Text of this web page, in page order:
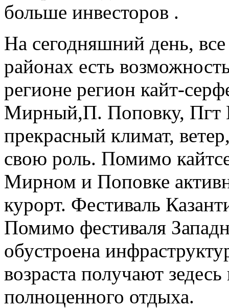
больше инвесторов .
На сегодняшний день,
районах есть
регионе регион кайт-
Мирный,П. Поповку, Пгт
прекрасный климат,
свою роль. Помимо
Мирном и Поповке
курорт. Фестиваль
Помимо фестиваля
обустроена
возраста получают
полноценного отдыха.